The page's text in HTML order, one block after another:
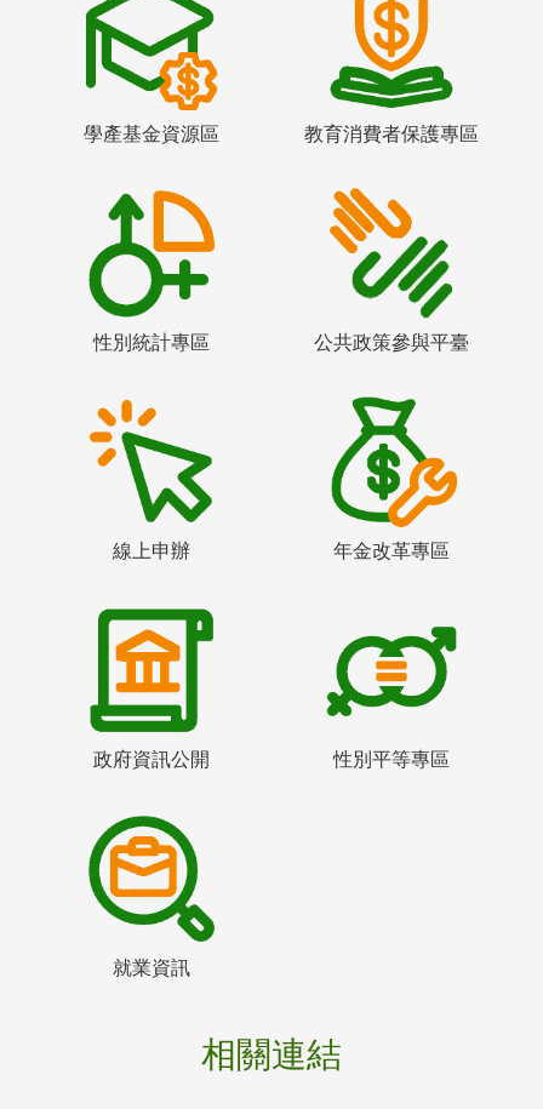
學產基金資源區 教育消費者保護專區
性別統計專區 公共政策參與平臺
線上申辦 年金改革專區
政府資訊公開 性別平等專區
就業資訊
相關連結